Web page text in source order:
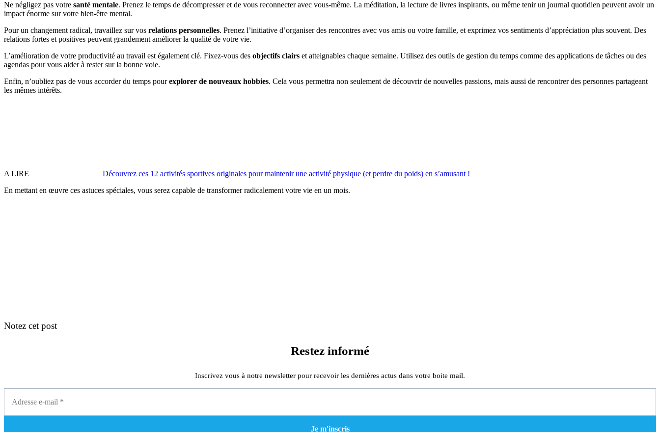
Ne négligez pas votre santé mentale. Prenez le temps de décompresser et de vous reconnecter avec vous-même. La méditation, la lecture de livres inspirants, ou même tenir un journal quotidien peuvent avoir un
impact énorme sur votre bien-être mental.
Pour un changement radical, travaillez sur vos relations personnelles. Prenez l’initiative d’organiser des rencontres avec vos amis ou votre famille, et exprimez vos sentiments d’appréciation plus souvent. Des
relations fortes et positives peuvent grandement améliorer la qualité de votre vie.
L’amélioration de votre productivité au travail est également clé. Fixez-vous des objectifs clairs et atteignables chaque semaine. Utilisez des outils de gestion du temps comme des applications de tâches ou des
agendas pour vous aider à rester sur la bonne voie.
Enfin, n’oubliez pas de vous accorder du temps pourexplorer de nouveaux hobbies. Cela vous permettra non seulement de découvrir de nouvelles passions, mais aussi de rencontrer des personnes partageant
les mêmes intérêts.
A LIRE
Découvrez ces 12 activités sportives originales pour maintenir une activité physique (et perdre du poids) en sʼamusant !
En mettant en œuvre ces astuces spéciales, vous serez capable de transformer radicalement votre vie en un mois.
Notez cet post
Restez informé
Inscrivez vous à notre newsletter pour recevoir les dernières actus dans votre boite mail.